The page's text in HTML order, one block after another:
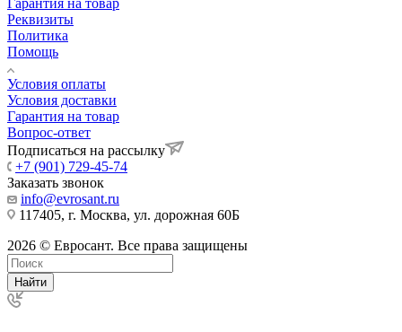
Реквизиты
Политика
Помощь
Условия оплаты
Условия доставки
Гарантия на товар
Вопрос-ответ
Подписаться на рассылку
+7 (901) 729-45-74
Заказать звонок
info@evrosant.ru
117405, г. Москва, ул. дорожная 60Б
2026 © Евросант. Все права защищены
Найти